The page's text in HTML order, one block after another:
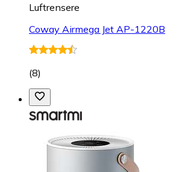
Luftrensere
Coway Airmega Jet AP-1220B
(8)